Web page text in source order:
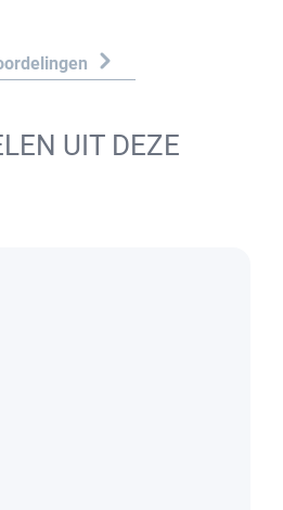
UIT DEZE